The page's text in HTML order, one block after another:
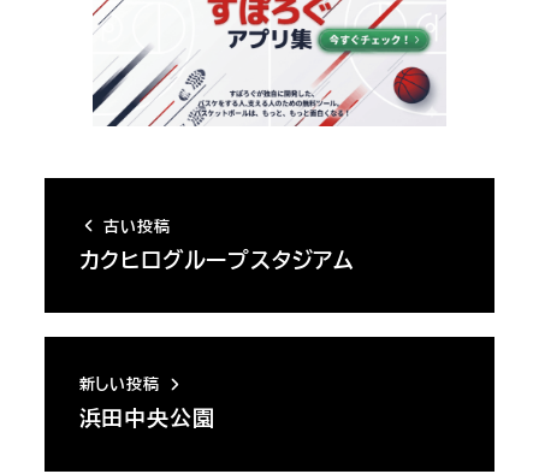
古い投稿
カクヒログループスタジアム
新しい投稿
浜田中央公園